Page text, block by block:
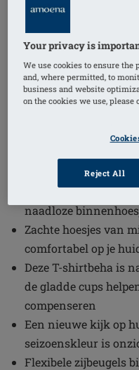
Bestelcode: 44212 Lara Satin
Beha met hoesjes
naadloze
Zachte hoesjes van
comfortabel op je
Deze T-shirtbeha is
de gladde cups
compenseren
Een nieuwe kijk op
seizoenskleur is
Flexibele zijbeugels
Your privacy is
We use cookies to ensure
and, where permitted, to
business and website
on the cookies we use, please
Reject All